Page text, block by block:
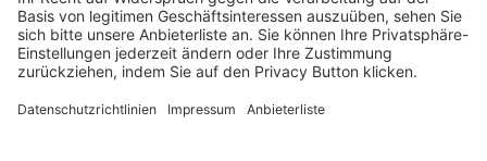
Login SpielPlus
FOLGE DEM BFV